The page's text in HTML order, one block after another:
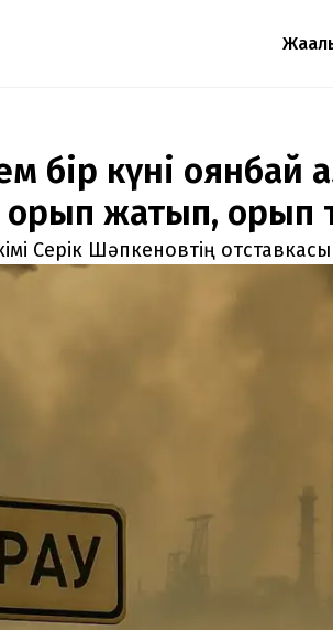
email
бір күні оянбай
жатып,
Серік Шәпкеновтің